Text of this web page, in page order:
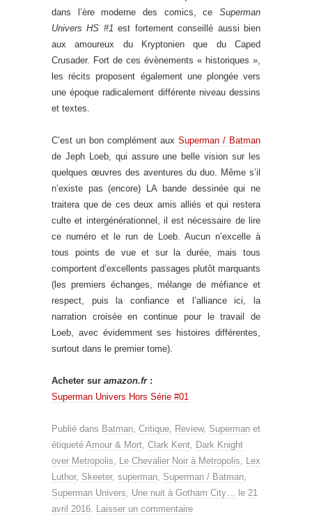
dans l’ère moderne des comics, ce Superman
Univers HS #1 est fortement conseillé aussi bien
aux amoureux du Kryptonien que du Caped
Crusader. Fort de ces évènements « historiques »,
les récits proposent également une plongée vers
une époque radicalement différente niveau dessins
et textes.
C’est un bon complément aux Superman / Batman
de Jeph Loeb, qui assure une belle vision sur les
quelques œuvres des aventures du duo. Même s’il
n’existe pas (encore) LA bande dessinée qui ne
traitera que de ces deux amis alliés et qui restera
culte et intergénérationnel, il est nécessaire de lire
ce numéro et le run de Loeb. Aucun n’excelle à
tous points de vue et sur la durée, mais tous
comportent d’excellents passages plutôt marquants
(les premiers échanges, mélange de méfiance et
respect, puis la confiance et l’alliance ici, la
narration croisée en continue pour le travail de
Loeb, avec évidemment ses histoires différentes,
surtout dans le premier tome).
Acheter sur amazon.fr:
Superman Univers Hors Série #01
Publié dans Batman Critique Review, Superman et
étiqueté Amour & Mort Clark Kent Dark Knight
over Metropolis
Le Chevalier Noir à Metropolis
Lex
Luthor, Skeeter, superman Superman / Batman
Superman Univers
Une nuit à Gotham City… le 21
avril 2016 Laisser un commentaire